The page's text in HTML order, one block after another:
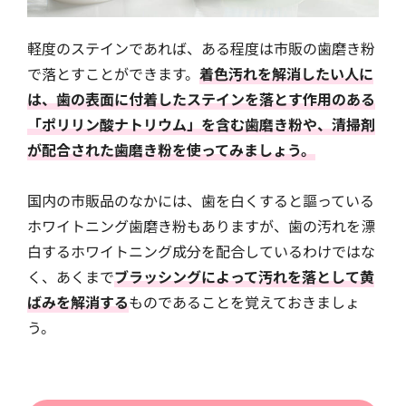
軽度のステインであれば、ある程度は市販の歯磨き粉
で落とすことができます。 着色汚れを解消したい人に
は、歯の表面に付着したステインを落とす作用のある
「ポリリン酸ナトリウム」を含む歯磨き粉や、清掃剤
が配合された歯磨き粉を使ってみましょう。
国内の市販品のなかには、歯を白くすると謳っている
ホワイトニング歯磨き粉もありますが、歯の汚れを漂
白するホワイトニング成分を配合しているわけではな
く、あくまでブラッシングによって汚れを落として黄
ばみを解消するものであることを覚えておきましょ
う。